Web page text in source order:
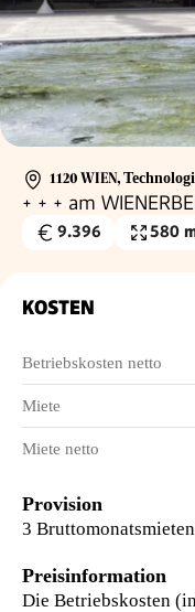
1120 WIEN,
+ + + am
Gesamtmiete
9.396
580
KOSTEN
Betriebskosten netto
Miete
Miete netto
Provision
3
Preisinformation
Die Betriebskosten